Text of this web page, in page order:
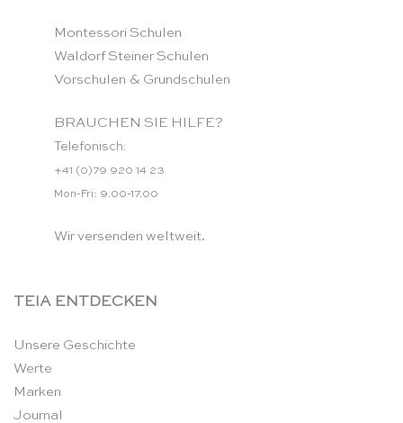
Montessori Schulen
Waldorf Steiner Schulen
Vorschulen & Grundschulen
BRAUCHEN SIE HILFE?
Telefonisch:
+41 (0)79 920 14 23
Mon-Fri: 9.00-17.00
Wir versenden weltweit.
TEIA ENTDECKEN
Unsere Geschichte
Werte
Marken
Journal